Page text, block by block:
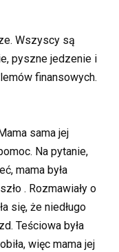
Wszyscy są
pyszne jedzenie i
finansowych.
sama jej
Na pytanie,
mama była
. Rozmawiały o
się, że niedługo
Teściowa była
więc mama jej